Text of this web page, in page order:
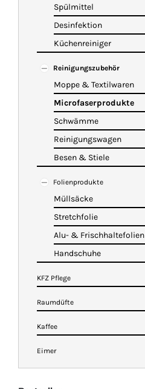
Spülmittel
Desinfektion
Küchenreiniger
Reinigungszubehör
Moppe & Textilwaren
Microfaserprodukte
Schwämme
Reinigungswagen
Besen & Stiele
Folienprodukte
Müllsäcke
Stretchfolie
Alu- & Frischhaltefolien
Handschuhe
KFZ Pflege
Raumdüfte
Kaffee
Eimer